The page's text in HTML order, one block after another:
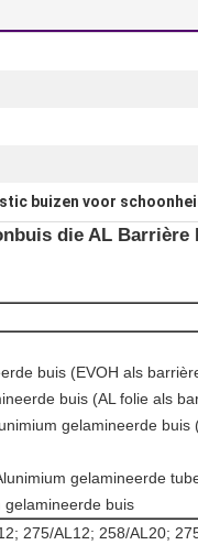
buizen voor
die AL Barrière
buis (EVOH als
buis (AL folie als
gelamineerde buis
gelamineerde
gelamineerde buis
275/AL12; 258/AL20;